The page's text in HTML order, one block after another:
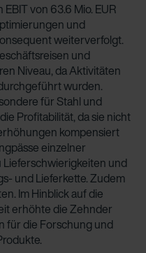
von 63.6 Mio. EUR
und
weiterverfolgt.
und
Niveau, da Aktivitäten
wurden.
für Stahl und
Profitabilität, da sie nicht
kompensiert
einzelner
und
und Lieferkette. Zudem
Im Hinblick auf die
erhöhte die Zehnder
für die Forschung und